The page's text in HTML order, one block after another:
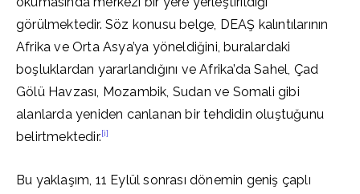
görülmektedir. Söz konusu belge, DEAŞ kalıntılarının
Afrika ve Orta Asya’ya yöneldiğini, buralardaki
boşluklardan yararlandığını ve Afrika’da Sahel, Çad
Gölü Havzası, Mozambik, Sudan ve Somali gibi
alanlarda yeniden canlanan bir tehdidin oluştuğunu
belirtmektedir.[i]
Bu yaklaşım, 11 Eylül sonrası dönemin geniş çaplı